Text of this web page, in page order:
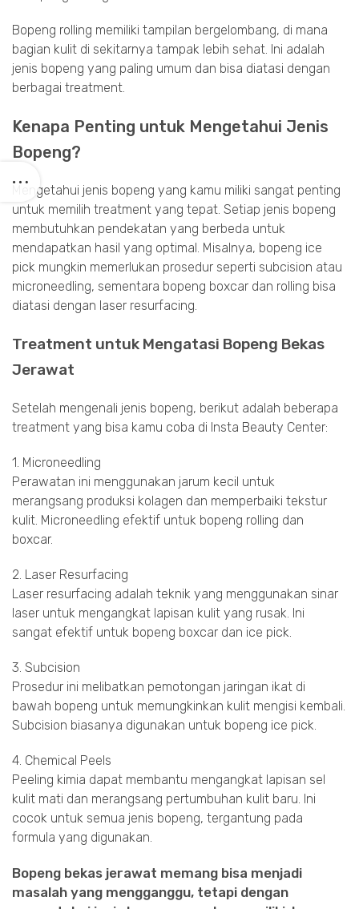
Bopeng rolling memiliki tampilan bergelombang, di mana
bagian kulit di sekitarnya tampak lebih sehat. Ini adalah
jenis bopeng yang paling umum dan bisa diatasi dengan
berbagai treatment.
Kenapa Penting untuk Mengetahui Jenis
Bopeng?
Mengetahui jenis bopeng yang kamu miliki sangat penting
untuk memilih treatment yang tepat. Setiap jenis bopeng
membutuhkan pendekatan yang berbeda untuk
mendapatkan hasil yang optimal. Misalnya, bopeng ice
pick mungkin memerlukan prosedur seperti subcision atau
microneedling, sementara bopeng boxcar dan rolling bisa
diatasi dengan laser resurfacing.
Treatment untuk Mengatasi Bopeng Bekas
Jerawat
Setelah mengenali jenis bopeng, berikut adalah beberapa
treatment yang bisa kamu coba di Insta Beauty Center:
1. Microneedling
Perawatan ini menggunakan jarum kecil untuk
merangsang produksi kolagen dan memperbaiki tekstur
kulit. Microneedling efektif untuk bopeng rolling dan
boxcar.
2. Laser Resurfacing
Laser resurfacing adalah teknik yang menggunakan sinar
laser untuk mengangkat lapisan kulit yang rusak. Ini
sangat efektif untuk bopeng boxcar dan ice pick.
3. Subcision
Prosedur ini melibatkan pemotongan jaringan ikat di
bawah bopeng untuk memungkinkan kulit mengisi kembali.
Subcision biasanya digunakan untuk bopeng ice pick.
4. Chemical Peels
Peeling kimia dapat membantu mengangkat lapisan sel
kulit mati dan merangsang pertumbuhan kulit baru. Ini
cocok untuk semua jenis bopeng, tergantung pada
formula yang digunakan.
Bopeng bekas jerawat memang bisa menjadi
masalah yang mengganggu, tetapi dengan